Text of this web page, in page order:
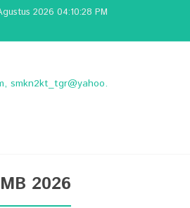
2026 04:10:29 PM
smkn2kt_tgr@yahoo.
2026